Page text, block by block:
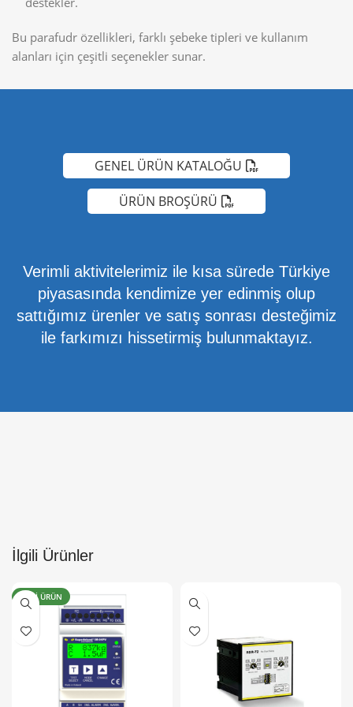
Bu parafudr özellikleri, farklı şebeke tipleri ve kullanım
alanları için çeşitli seçenekler sunar.
GENEL ÜRÜN KATALOĞU
ÜRÜN BROŞÜRÜ
Verimli aktivitelerimiz ile kısa sürede Türkiye
piyasasında kendimize yer edinmiş olup
sattığımız ürenler ve satış sonrası desteğimiz
ile farkımızı hissetirmiş bulunmaktayız.
İlgili Ürünler
YENI ÜRÜN